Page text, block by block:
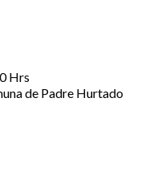
Hrs
de Padre Hurtado